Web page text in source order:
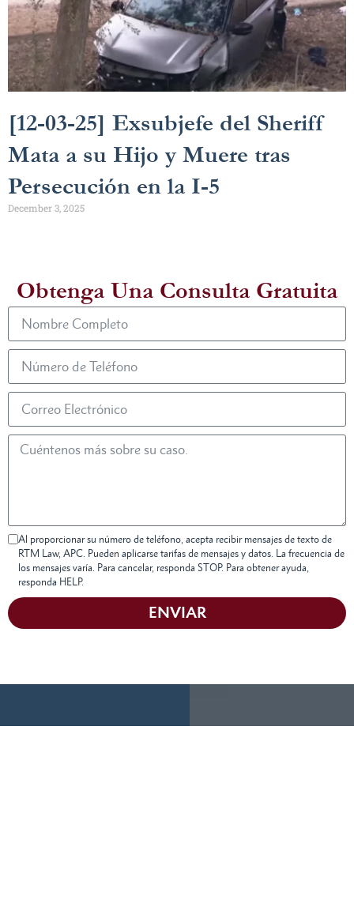
[12-03-25] Exsubjefe del Sheriff
Mata a su Hijo y Muere tras
Persecución en la I-5
December 3, 2025
Obtenga Una Consulta Gratuita
Al proporcionar su número de teléfono, acepta recibir mensajes de texto de
RTM Law, APC. Pueden aplicarse tarifas de mensajes y datos. La frecuencia de
los mensajes varía. Para cancelar, responda STOP. Para obtener ayuda,
responda HELP.
ENVIAR